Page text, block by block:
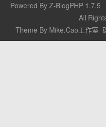
Powered By Z-BlogPHP 1.7.5
All
Theme By Mike.Cao工作室